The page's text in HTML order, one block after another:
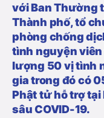
với Ban Thường
Thành phố, tổ
phòng chống
tình nguyện
lượng 50 vị tình
gia trong đó có
Phật tử hỗ trợ
sâu COVID-19.